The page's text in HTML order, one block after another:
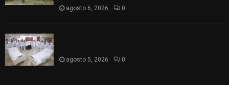
agosto 6, 2026 0
agosto 5, 2026 0